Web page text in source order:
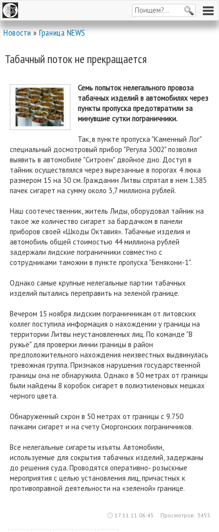
Новости»Граница NEWS
Табачный поток не прекращается
Семь попыток нелегального провоза
табачных изделий в автомобилях через
пункты пропуска предотвратили за
минувшие сутки пограничники.
Так, в пункте пропуска "Каменный Лог"
специальный досмотровый прибор "Регула 3002" позволил
выявить в автомобиле "Ситроен" двойное дно. Доступ в
тайник осуществлялся через вырезанные в порогах 4 люка
размером 15 на 30 см. Гражданин Литвы спрятал в нем 1.385
пачек сигарет на сумму около 3,7 миллиона рублей.
Наш соотечественник, житель Лиды, оборудовал тайник на
такое же количество сигарет за бардачком в панели
приборов своей «Шкоды Октавия». Табачные изделия и
автомобиль общей стоимостью 44 миллиона рублей
задержали лидские пограничники совместно с
сотрудниками таможни в пункте пропуска "Бенякони-1".
Однако самые крупные нелегальные партии табачных
изделий пытались переправить на зеленой границе.
Вечером 15 ноября лидским пограничникам от литовских
коллег поступила информация о нахождении у границы на
территории Литвы неустановленных лиц. По команде "В
ружьё" для проверки линии границы в район
предположительного нахождения неизвестных выдвинулась
тревожная группа. Признаков нарушения государственной
границы она не обнаружила. Однако в 50 метрах от границы
были найдены 8 коробок сигарет в полиэтиленовых мешках
черного цвета.
Обнаруженный схрон в 50 метрах от границы с 9.750
пачками сигарет и на счету Сморгонских пограничников.
Все нелегальные сигареты изъяты. Автомобили,
используемые для сокрытия табачных изделий, задержаны
до решения суда. Проводятся оперативно- розыскные
мероприятия с целью установления лиц, причастных к
противоправной деятельности на «зеленой» границе.
17.11.11 06:45 Просмотров: 3455